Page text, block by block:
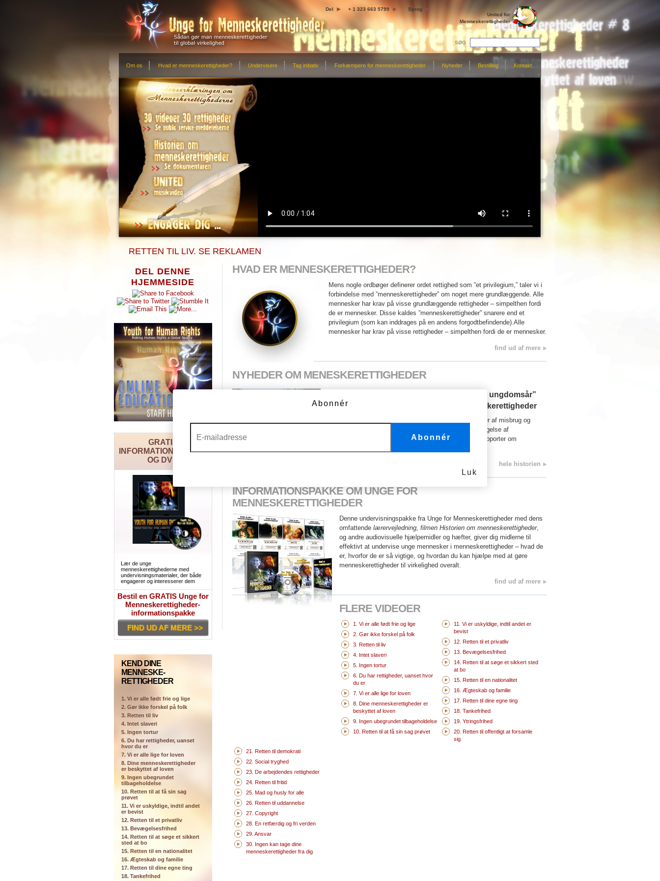
Del + 1 323 663 5799
Sprog
United for
Menneskerettigheder
SØG
Om os Hvad er menneskerettigheder? Undervisere Tag initiativ Forkæmpere for menneskerettigheder Nyheder Bestilling Kontakt
RETTEN TIL LIV. SE REKLAMEN
DEL DENNE
HJEMMESIDE
GRATIS
INFORMATIONSPAKKE
OG DVD
Lær de unge
menneskerettighederne med
undervisningsmaterialer, der både
engagerer og interesserer dem
Bestil en GRATIS Unge for
Menneskerettigheder-
informationspakke
FIND UD AF MERE >>
KEND DINE
MENNESKE-
RETTIGHEDER
1. Vi er alle født frie og lige
2. Gør ikke forskel på folk
3. Retten til liv
4. Intet slaveri
5. Ingen tortur
6. Du har rettigheder, uanset
hvor du er
7. Vi er alle lige for loven
8. Dine menneskerettigheder
er beskyttet af loven
9. Ingen ubegrundet
tilbageholdelse
10. Retten til at få sin sag
prøvet
11. Vi er uskyldige, indtil andet
er bevist
12. Retten til et privatliv
13. Bevægelsesfrihed
14. Retten til at søge et sikkert
sted at bo
15. Retten til en nationalitet
16. Ægteskab og familie
17. Retten til dine egne ting
18. Tankefrihed
HVAD ER MENNESKERETTIGHEDER?
Mens nogle ordbøger definerer ordet rettighed som ”et privilegium,” taler vi i
forbindelse med ”menneskerettigheder” om noget mere grundlæggende. Alle
mennesker har krav på visse grundlæggende rettigheder – simpelthen fordi
de er mennesker. Disse kaldes ”menneskerettigheder” snarere end et
privilegium (som kan inddrages på en andens forgodtbefindende).Alle
mennesker har krav på visse rettigheder – simpelthen fordi de er mennesker.
find ud af mere
NYHEDER OM MENESKERETTIGHEDER
80-dages tur til ære for FN’s ”Internationale ungdomsår”
taler om udbredt misbrug af børns menneskerettigheder
UNICEF rapporterer, at 40 millioner børn under 15 år lider af misbrug og
omsorgssvigt, mens USA’s Nationale Komité til forebyggelse af
Børnemishandling fortæller, at der er tre millioner nye rapporter om
hele historien
INFORMATIONSPAKKE OM UNGE FOR
MENNESKERETTIGHEDER
Denne undervisningspakke fra Unge for Menneskerettigheder med dens
omfattende lærervejledning, filmen Historien om menneskerettigheder,
og andre audiovisuelle hjælpemidler og hæfter, giver dig midlerne til
effektivt at undervise unge mennesker i menneskerettigheder – hvad de
er, hvorfor de er så vigtige, og hvordan du kan hjælpe med at gøre
menneskerettigheder til virkelighed overalt.
find ud af mere
FLERE VIDEOER
1. Vi er alle født frie og lige
2. Gør ikke forskel på folk
3. Retten til liv
4. Intet slaveri
5. Ingen tortur
6. Du har rettigheder, uanset hvor
du er
7. Vi er alle lige for loven
8. Dine menneskerettigheder er
beskyttet af loven
9. Ingen ubegrundet tilbageholdelse
10. Retten til at få sin sag prøvet
11. Vi er uskyldige, indtil andet er
bevist
12. Retten til et privatliv
13. Bevægelsesfrihed
14. Retten til at søge et sikkert sted
at bo
15. Retten til en nationalitet
16. Ægteskab og familie
17. Retten til dine egne ting
18. Tankefrihed
19. Ytringsfrihed
20. Retten til offentligt at forsamle
sig
21. Retten til demokrati
22. Social tryghed
23. De arbejdendes rettigheder
24. Retten til fritid
25. Mad og husly for alle
26. Retten til uddannelse
27. Copyright
28. En retfærdig og fri verden
29. Ansvar
30. Ingen kan tage dine
menneskerettigheder fra dig
Abonnér
Abonnér
Luk